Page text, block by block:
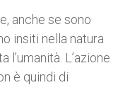
anche se sono
insiti nella natura
l’umanità. L’azione
è quindi di